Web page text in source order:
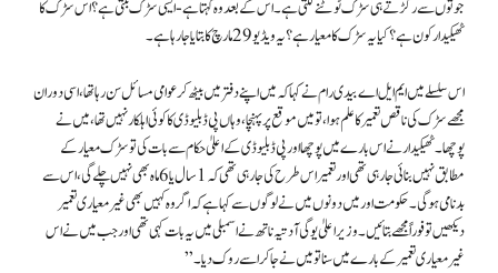
جوتوں سے رگڑتے ہی سڑک ٹوٹنے لگتی ہے۔ اس کے بعد وہ کہتا ہے- ایسی سڑک بنتی ہے؟ اس سڑک کا
ٹھیکیدار کون ہے؟ کیا یہ سڑک کا معیار ہے؟ یہ ویڈیو 29 مارچ کا بتایا جا رہا ہے۔
اس سلسلے میں ایم ایل اے بیدی رام نے کہا کہ میں اپنے دفتر میں بیٹھ کر عوامی مسائل سن رہا تھا، اسی دوران
مجھے سڑک کی ناقص تعمیر کا علم ہوا، تو میں موقع پر پہنچا، وہاں پی ڈبلیو ڈی کا کوئی اہلکار نہیں تھا، میں نے
پوچھا۔ ٹھیکیدار نے اس بارے میں پوچھا اور پی ڈبلیو ڈی کے اعلیٰ حکام سے بات کی تو سڑک معیار کے
مطابق نہیں بنائی جا رہی تھی اور تعمیر اس طرح کی جا رہی تھی کہ 1 سال یا 6 ماہ بھی نہیں چلے گی، اس سے
بدنامی ہو گی۔ حکومت اور میں دونوں میں نے لوگوں سے کہا ہے کہ اگر وہ کہیں بھی غیر معیاری تعمیر
دیکھیں تو فوراً مجھے بتائیں۔وزیر اعلیٰ یوگی آدتیہ ناتھ نے اسمبلی میں یہ بات کہی تھی اور جب میں نے اس
غیر معیاری تعمیر کے بارے میں سنا تو میں نے جا کر اسے روک دیا۔ ”